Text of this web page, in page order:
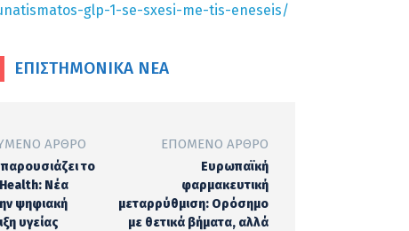
glp-1-se-sxesi-me-tis-eneseis/
ΕΠΙΣΤΗΜΟΝΙΚΆ ΝΈΑ
ΆΡΘΡΟ
το
Νέα
ψηφιακή
υγείας
ΕΠΌΜΕΝΟ ΆΡΘΡΟ
Ευρωπαϊκή
φαρμακευτική
μεταρρύθμιση: Ορόσημο
με θετικά βήματα, αλλά